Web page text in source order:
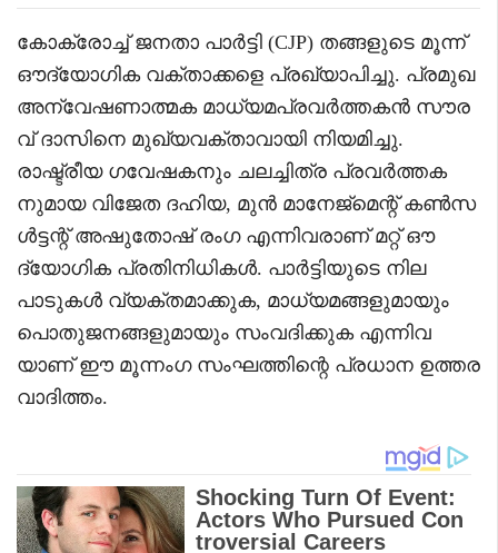
കോക്രോച്ച് ജനതാ പാർട്ടി (CJP) തങ്ങളുടെ മൂന്ന്
ഔദ്യോഗിക വക്താക്കളെ പ്രഖ്യാപിച്ചു. പ്രമുഖ
അന്വേഷണാത്മക മാധ്യമപ്രവർത്തകൻ സൗര
വ് ദാസിനെ മുഖ്യവക്താവായി നിയമിച്ചു.
രാഷ്ട്രീയ ഗവേഷകനും ചലച്ചിത്ര പ്രവർത്തക
നുമായ വിജേത ദഹിയ, മുൻ മാനേജ്‌മെന്റ് കൺസ
ൾട്ടന്റ് അഷുതോഷ് രംഗ എന്നിവരാണ് മറ്റ് ഔ
ദ്യോഗിക പ്രതിനിധികൾ. പാർട്ടിയുടെ നില
പാടുകൾ വ്യക്തമാക്കുക, മാധ്യമങ്ങളുമായും
പൊതുജനങ്ങളുമായും സംവദിക്കുക എന്നിവ
യാണ് ഈ മൂന്നംഗ സംഘത്തിന്റെ പ്രധാന ഉത്തര
വാദിത്തം.